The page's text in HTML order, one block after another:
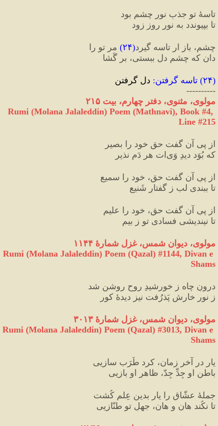
تاسهٔ تو جذبِ نورِ چشم بود
تا بپیوندد به نورِ روز زود
چشم، باز ار تاسه گیرد(۲۴) مر تو را
دان که چشمِ دل ببستی، بر گُشا
(۲۴) تاسه گرفتن: دل گرفتن
----------
مولوی، مثنوی، دفتر چهارم، بیت ۲۱۵
Rumi (Molana Jalaleddin) Poem (Mathnavi), Book #4,
Line #215
از پی آن گفت حق خود را بصیر
که بُوَد دیدِ وَی‌ات هر دَم نذیر
از پیِ آن گفت حق، خود را سمیع
تا ببندی لب ز گفتارِ شَنیع
از پیِ آن گفت حق، خود را علیم
تا نیندیشی فسادی تو ز بیم
مولوی، دیوان شمس، غزل شمارهٔ ۱۱۴۴
Rumi (Molana Jalaleddin) Poem (Qazal) #1144, Divan e
Shams
درونِ چاه ز خورشیدِ روح روشن شد
ز نور خارش پَذرُفت نیز دیدهٔ کور
مولوی، دیوان شمس، غزل شمارهٔ ۳۰۱۳
Rumi (Molana Jalaleddin) Poem (Qazal) #3013, Divan e
Shams
یار در آخر زمان، کرد طَرَب سازیی
باطنِ او جِدِّ جِدّ، ظاهرِ او بازیی
جملهٔ عشّاق را یار بدین عِلم کُشت
تا نکُند هان و هان، جهلِ تو طنّازیی